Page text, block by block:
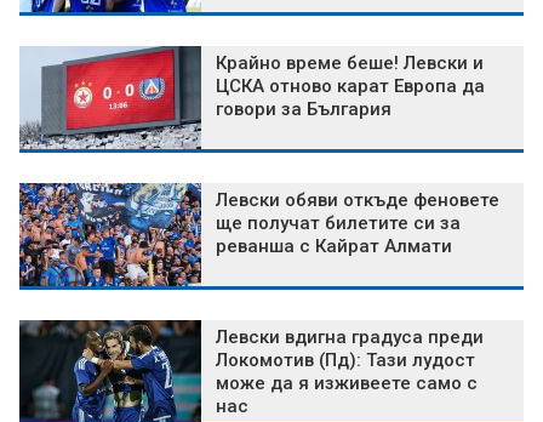
Крайно време беше! Левски и
ЦСКА отново карат Европа да
говори за България
Левски обяви откъде феновете
ще получат билетите си за
реванша с Кайрат Алмати
Левски вдигна градуса преди
Локомотив (Пд): Тази лудост
може да я изживеете само с
нас